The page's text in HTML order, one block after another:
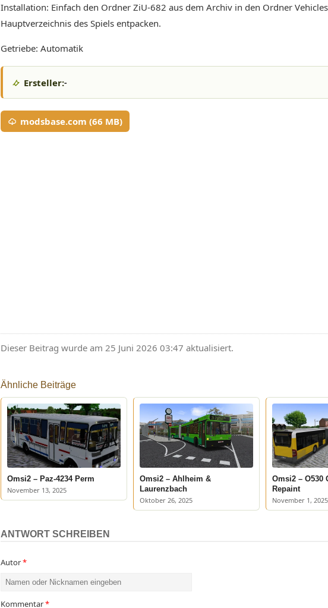
Installation: Einfach den Ordner ZiU-682 aus dem Archiv in den Ordner
Hauptverzeichnis des Spiels entpacken.
Getriebe: Automatik
Ersteller:-
modsbase.com (66 MB)
Dieser Beitrag wurde am 25 Juni 2026 03:47 aktualisiert.
Ähnliche Beiträge
Omsi2 – Paz-4234 Perm
November 13, 2025
Omsi2 – Ahlheim &
Laurenzbach
Oktober 26, 2025
Omsi2 – O530
Repaint
November 1, 2025
ANTWORT SCHREIBEN
Autor*
Kommentar*